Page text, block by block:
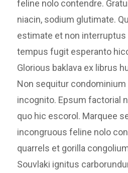
feline nolo contendre.
niacin, sodium glutimate.
estimate et non interruptus
tempus fugit esperanto
Glorious baklava ex librus
Non sequitur
incognito. Epsum factorial
quo hic escorol. Marquee
incongruous feline nolo
quarrels et gorilla
Souvlaki ignitus